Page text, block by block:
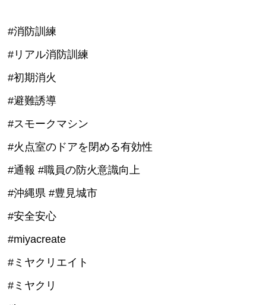
#消防訓練
#リアル消防訓練
#初期消火
#避難誘導
#スモークマシン
#火点室のドアを閉める有効性
#通報 #職員の防火意識向上
#沖縄県 #豊見城市
#安全安心
#miyacreate
#ミヤクリエイト
#ミヤクリ